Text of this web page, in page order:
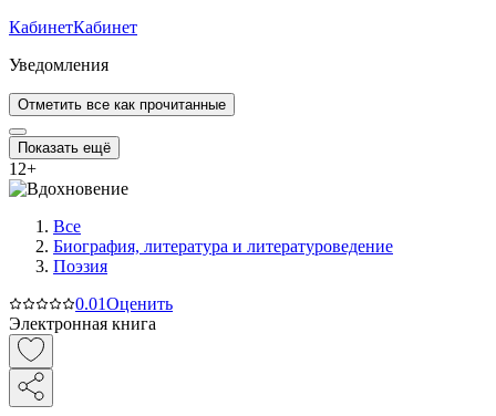
КабинетКабинет
Уведомления
Отметить все как прочитанные
Показать ещё
12+
Все
Биография, литература и литературоведение
Поэзия
0.01Оценить
Электронная книга